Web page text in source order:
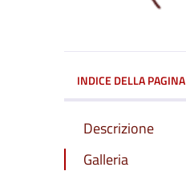
INDICE DELLA PAGINA
Descrizione
Galleria